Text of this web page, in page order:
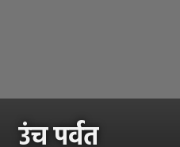
उंच पर्वत